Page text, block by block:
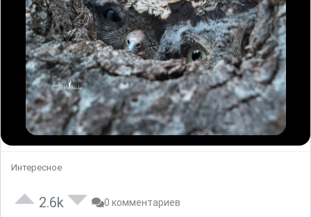
Интересное
2.6k 0 комментариев